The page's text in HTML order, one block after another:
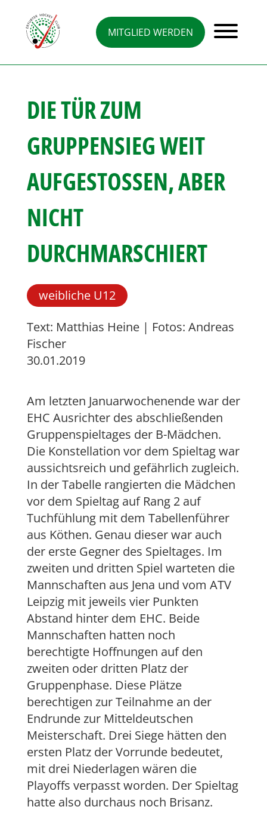
MITGLIED WERDEN
DIE TÜR ZUM
GRUPPENSIEG WEIT
AUFGESTOSSEN, ABER N
ICHT D
URCHMARSCHIERT
weibliche U12
Text: Matthias Heine | Fotos: Andreas
Fischer
30.01.2019
Am letzten Januarwochenende war der
EHC Ausrichter des abschließenden
Gruppenspieltages der B-Mädchen.
Die Konstellation vor dem Spieltag war
aussichtsreich und gefährlich zugleich.
In der Tabelle rangierten die Mädchen
vor dem Spieltag auf Rang 2 auf
Tuchfühlung mit dem Tabellenführer
aus Köthen. Genau dieser war auch
der erste Gegner des Spieltages. Im
zweiten und dritten Spiel warteten die
Mannschaften aus Jena und vom ATV
Leipzig mit jeweils vier Punkten
Abstand hinter dem EHC. Beide
Mannschaften hatten noch
berechtigte Hoffnungen auf den
zweiten oder dritten Platz der
Gruppenphase. Diese Plätze
berechtigen zur Teilnahme an der
Endrunde zur Mitteldeutschen
Meisterschaft. Drei Siege hätten den
ersten Platz der Vorrunde bedeutet,
mit drei Niederlagen wären die
Playoffs verpasst worden. Der Spieltag
hatte also durchaus noch Brisanz.